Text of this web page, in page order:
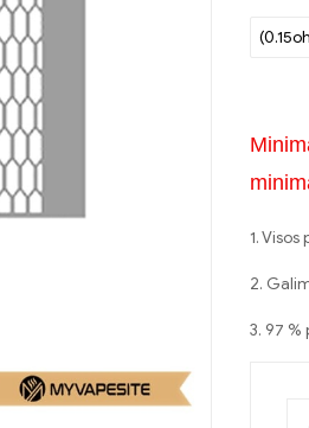
1.
2.
3. 97